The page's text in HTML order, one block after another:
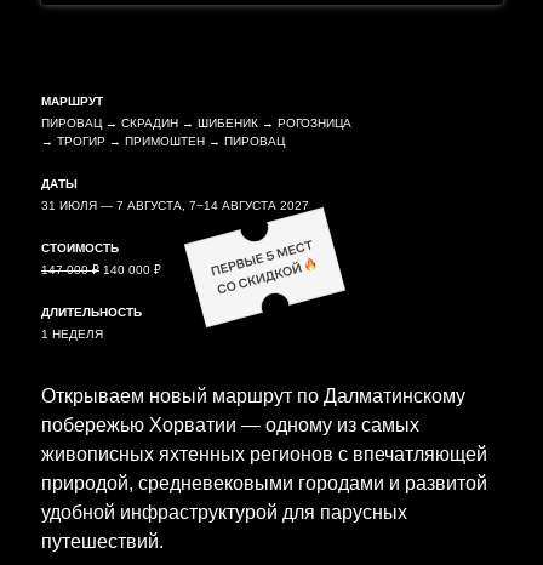
Открываем новый маршрут по Далматинскому
побережью Хорватии — одному из самых
живописных яхтенных регионов с впечатляющей
природой, средневековыми городами и развитой
удобной инфраструктурой для парусных
путешествий.
МАРШРУТ
ПИРОВАЦ → СКРАДИН → ШИБЕНИК → РОГОЗНИЦА
→ ТРОГИР → ПРИМОШТЕН → ПИРОВАЦ
ДАТЫ
31 ИЮЛЯ — 7 АВГУСТА, 7−14 АВГУСТА 2027
СТОИМОСТЬ
147 000 ₽ 140 000 ₽
ДЛИТЕЛЬНОСТЬ
1 НЕДЕЛЯ